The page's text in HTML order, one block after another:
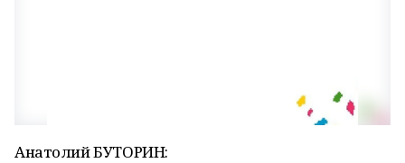
Анатолий БУТОРИН: